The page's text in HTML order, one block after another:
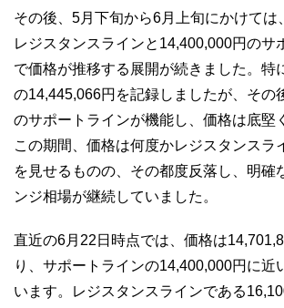
その後、5月下旬から6月上旬にかけては
レジスタンスラインと14,400,000円のサ
で価格が推移する展開が続きました。特
の14,445,066円を記録しましたが、その
のサポートラインが機能し、価格は底堅
この期間、価格は何度かレジスタンスラ
を見せるものの、その都度反落し、明確
ンジ相場が継続していました。
直近の6月22日時点では、価格は
り、サポートラインの14,400,000円に近
います。レジスタンスラインである